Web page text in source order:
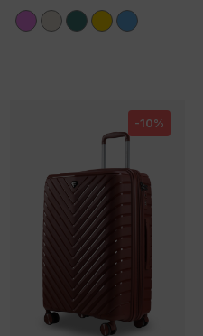
VioletChampagne
GreenGoldBlue
-10%